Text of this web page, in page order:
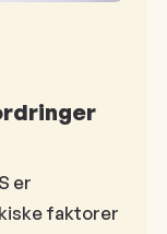
er
faktorer